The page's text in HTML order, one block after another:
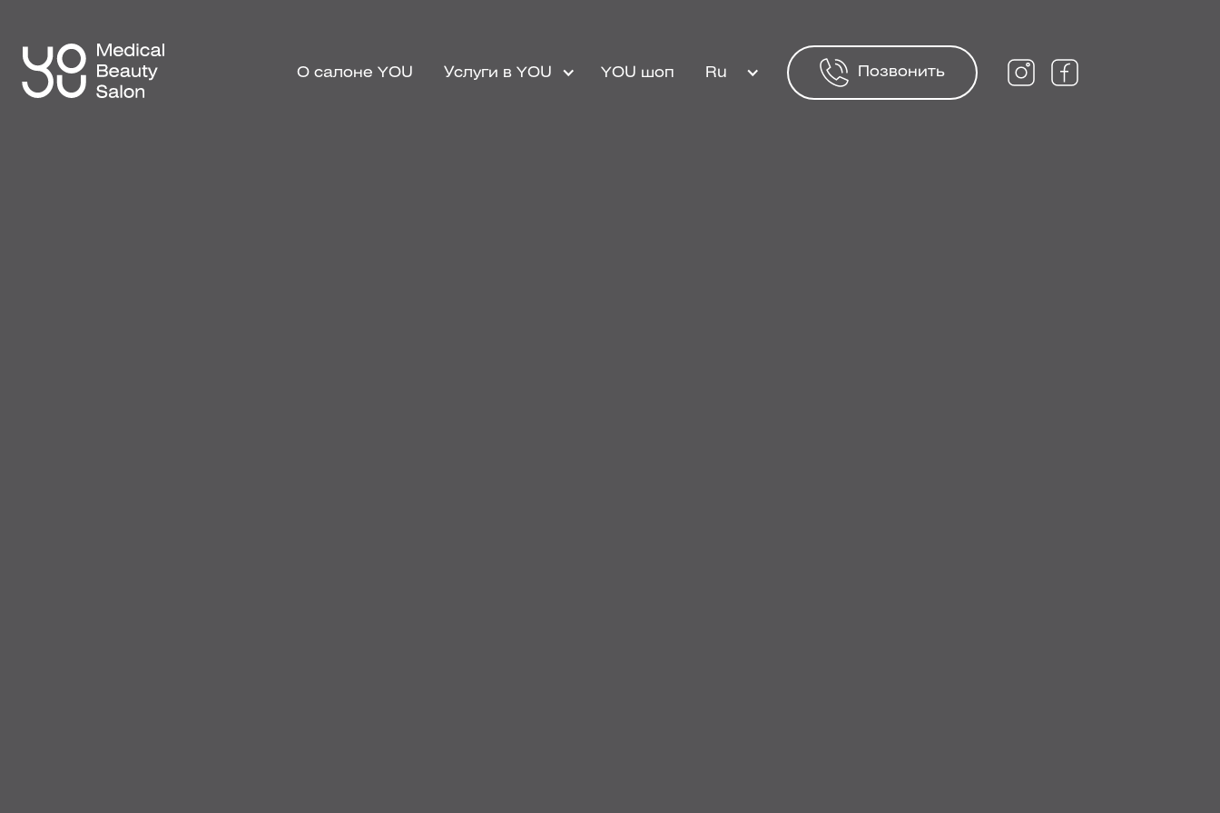
О салоне YOU Услуги в YOU YOU шоп Ru Позвонить